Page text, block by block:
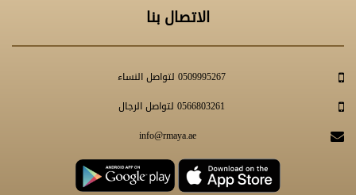
الاتصال بنا
0509995267 لتواصل النساء
0566803261 لتواصل الرجال
info@rmaya.ae